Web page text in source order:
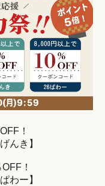
！
んき】
！
わー】